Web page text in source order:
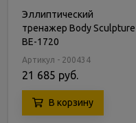
Эллиптический
тренажер Body Sculpture
BE-1720
Артикул - 200434
21 685 руб.
В корзину